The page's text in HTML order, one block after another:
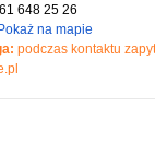
648 25 26
na mapie
podczas kontaktu